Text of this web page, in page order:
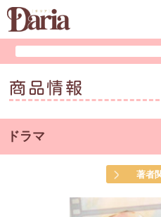
商品情報
ドラマ
著者